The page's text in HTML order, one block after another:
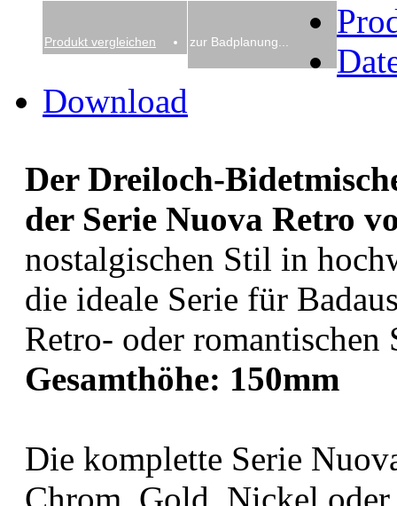
Produkt vergleichen zur Badplanung...
Download
Der Dreiloch-
der Serie Nuova Retro
nostalgischen Stil in
die ideale Serie für
Retro- oder
Gesamthöhe: 150mm
Die komplette Serie
Chrom, Gold, Nickel